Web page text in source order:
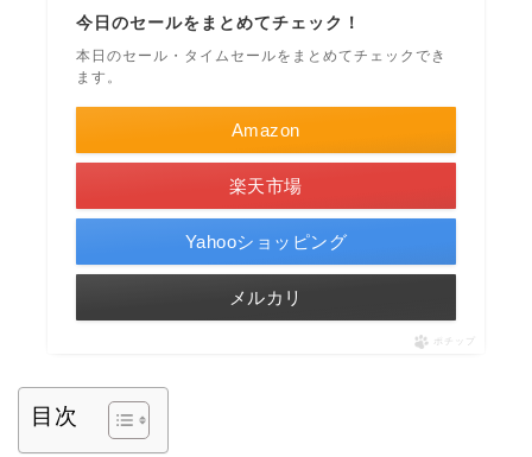
今日のセールをまとめてチェック！
本日のセール・タイムセールをまとめてチェックでき
ます。
Amazon
楽天市場
Yahooショッピング
メルカリ
ポチップ
目次